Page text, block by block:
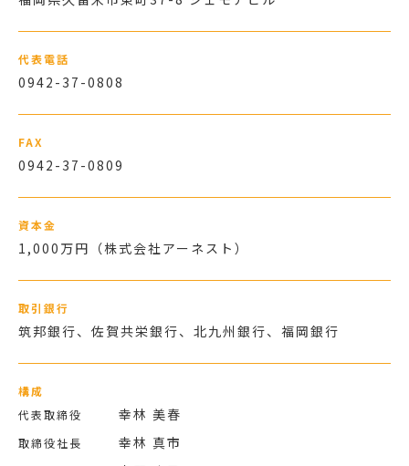
代表電話
0942-37-0808
FAX
0942-37-0809
資本金
1,000万円（株式会社アーネスト）
取引銀行
筑邦銀行、佐賀共栄銀行、北九州銀行、福岡銀行
構成
代表取締役
幸林 美春
取締役社長 幸林 真市